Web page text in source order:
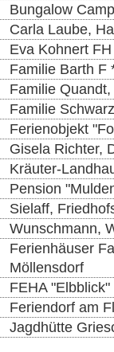
Bungalow
Carla Laube,
Eva Kohnert
Familie Barth F
Familie
Familie
Ferienobjekt
Gisela Richter,
Kräuter-
Pension
Sielaff,
Wunschmann,
Ferienhäuser
Möllensdorf
FEHA
Feriendorf am
Jagdhütte